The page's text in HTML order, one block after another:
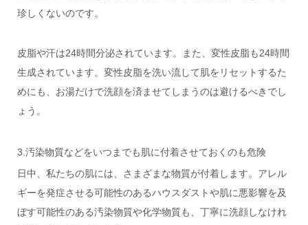
珍しくないのです。
皮脂や汗は24時間分泌されています。また、変性皮脂も24時間
生成されています。変性皮脂を洗い流して肌をリセットするた
めにも、お湯だけで洗顔を済ませてしまうのは避けるべきでし
ょう。
3.汚染物質などをいつまでも肌に付着させておくのも危険
日中、私たちの肌には、さまざまな物質が付着します。アレル
ギーを発症させる可能性のあるハウスダストや肌に悪影響を及
ぼす可能性のある汚染物質や化学物質も、丁寧に洗顔しなけれ